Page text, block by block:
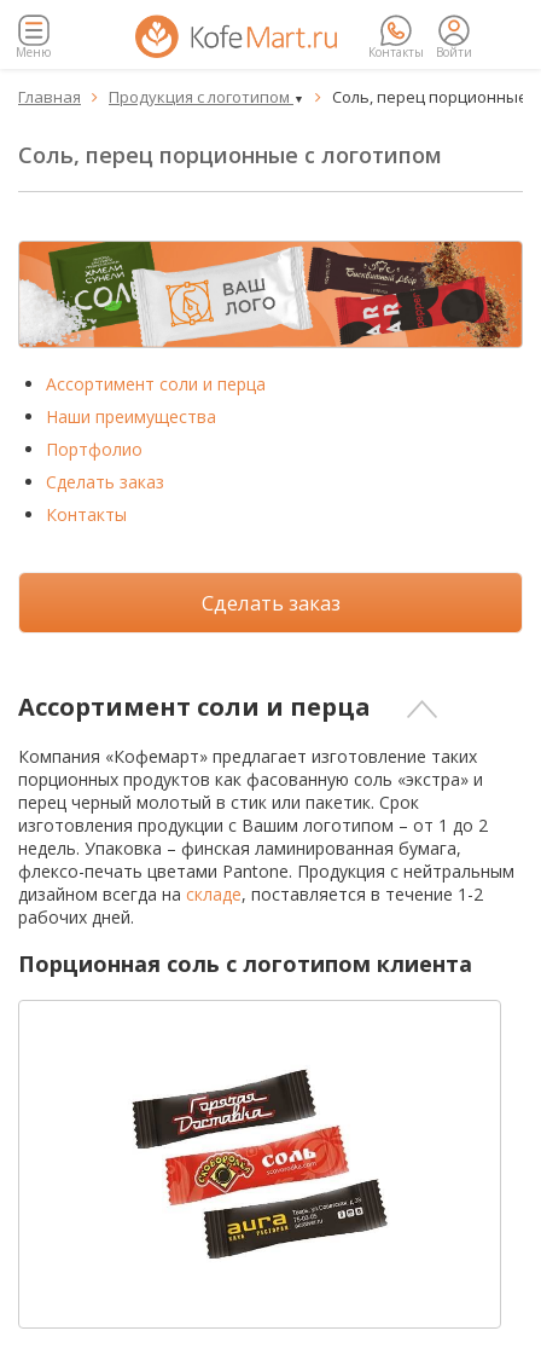
Меню Контакты Войти
Главная  Продукция с логотипом ▼  Соль, перец порционные
Соль, перец порционные с логотипом
Ассортимент соли и перца
Наши преимущества
Портфолио
Сделать заказ
Контакты
Сделать заказ
Ассортимент соли и перца
Компания «Кофемарт» предлагает изготовление таких
порционных продуктов как фасованную соль «экстра» и
перец черный молотый в стик или пакетик. Срок
изготовления продукции с Вашим логотипом – от 1 до 2
недель. Упаковка – финская ламинированная бумага,
флексо-печать цветами Pantone. Продукция с нейтральным
дизайном всегда на складе, поставляется в течение 1-2
рабочих дней.
Порционная соль с логотипом клиента